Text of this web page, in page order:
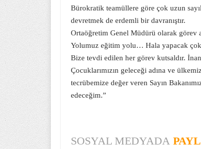
Bürokratik teamüllere göre çok uzun
devretmek de erdemli bir davranıştır.
Ortaöğretim Genel Müdürü olarak görev
Yolumuz eğitim yolu… Hala yapacak
Bize tevdi edilen her görev kutsaldır.
Çocuklarımızın geleceği adına ve
tecrübemize değer veren Sayın
edeceğim.”
SOSYAL MEDYADA